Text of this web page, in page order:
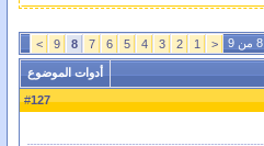
<
1
2
3
4
5
6
7
8
9
>
أدوات الموضوع
#
127